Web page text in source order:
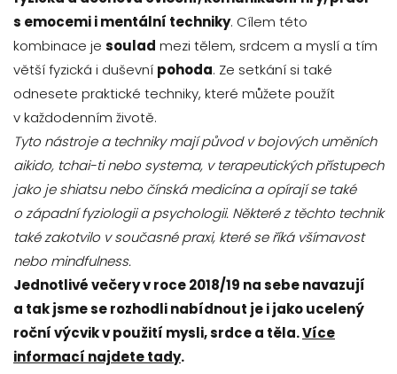
s emocemi i mentální techniky. Cílem této
kombinace je soulad mezi tělem, srdcem a myslí a tím
větší fyzická i duševní pohoda. Ze setkání si také
odnesete praktické techniky, které můžete použít
v každodenním životě.
Tyto nástroje a techniky mají původ v bojových uměních
aikido, tchai-ti nebo systema, v terapeutických přístupech
jako je shiatsu nebo čínská medicína a opírají se také
o západní fyziologii a psychologii. Některé z těchto technik
také zakotvilo v současné praxi, které se říká všímavost
nebo mindfulness.
Jednotlivé večery v roce 2018/19 na sebe navazují
a tak jsme se rozhodli nabídnout je i jako ucelený
roční výcvik v použití mysli, srdce a těla.Více
informací najdete tady.